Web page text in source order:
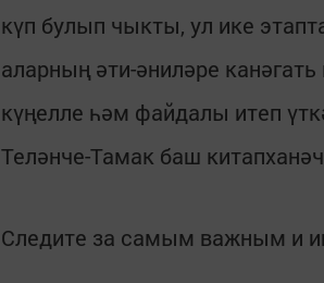
күп булып чыкты, ул ике
аларның әти-әниләре
күңелле һәм файдалы итеп
Теләнче-Тамак баш
Следите за самым важным и